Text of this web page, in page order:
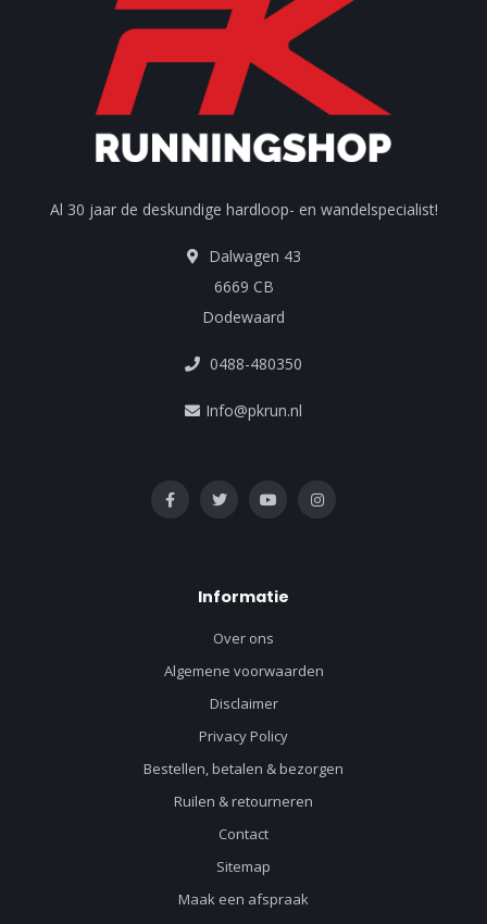
Al 30 jaar de deskundige hardloop- en wandelspecialist!
Dalwagen 43
6669 CB
Dodewaard
0488-480350
Info@pkrun.nl
Informatie
Over ons
Algemene voorwaarden
Disclaimer
Privacy Policy
Bestellen, betalen & bezorgen
Ruilen & retourneren
Contact
Sitemap
Maak een afspraak